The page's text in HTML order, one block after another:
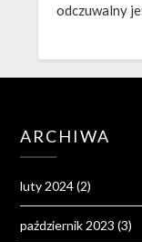
odczuwalny
ARCHIWA
luty 2024(2)
październik 2023 (3)